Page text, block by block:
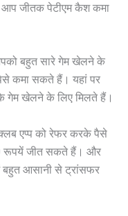
जीतक पेटीएम कैश कमा
बहुत सारे गेम खेलने के
कमा सकते हैं। यहां पर
गेम खेलने के लिए मिलते हैं।
एप्प को रेफर करके पैसे
रूपयें जीत सकते हैं। और
बहुत आसानी से ट्रांसफर